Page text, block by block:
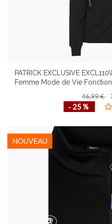
PATRICK EXCLUSIVE
Femme Mode de Vie
Design
46,99 €
‐ 25 %
NOUVEAU